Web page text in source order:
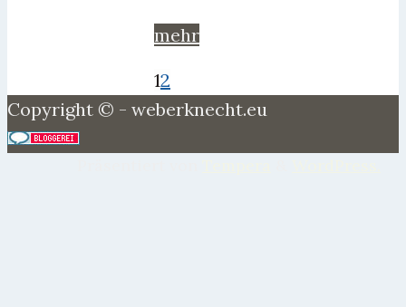
mehr
12
Copyright © - weberknecht.eu